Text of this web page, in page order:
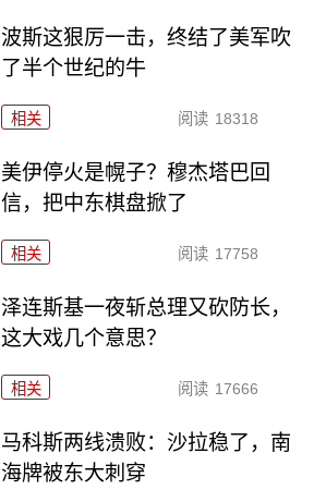
波斯这狠厉一击，终结了美军吹
了半个世纪的牛
相关 阅读 18318
美伊停火是幌子？穆杰塔巴回
信，把中东棋盘掀了
相关 阅读 17758
泽连斯基一夜斩总理又砍防长，
这大戏几个意思？
相关 阅读 17666
马科斯两线溃败：沙拉稳了，南
海牌被东大刺穿